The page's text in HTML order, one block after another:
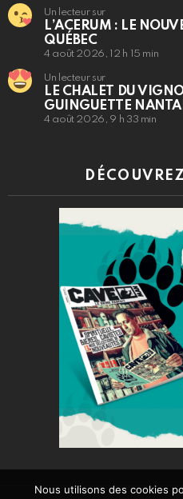
Un lecteur sur
L’ACERUM : LE
QUÉBEC
4 août 2026, 12 h 15 min
Un lecteur sur
LE CHALET DU
GUINGUETTE
4 août 2026, 9 h 33 min
Nous utilisons des cookies